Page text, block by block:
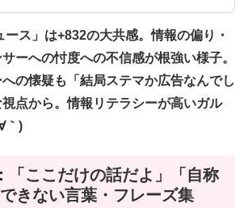
ス」は+832の大共感。情報の偏り・
ーへの忖度への不信感が根強い様子。
の懐疑も「結局ステマか広告なんでし
視点から。情報リテラシーが高いガル
｀)
「ここだけの話だよ」「自称
きない言葉・フレーズ集